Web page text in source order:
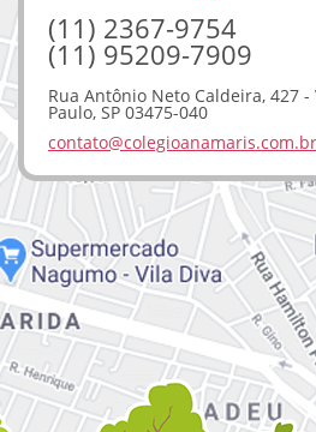
(11) 2367-9754
(11) 95209-7909
Rua Antônio Neto Caldeira, 427
Paulo, SP 03475-040
contato@colegioanamaris.com.br